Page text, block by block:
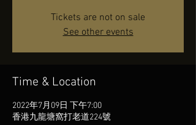
Tickets are not on sale
See other events
Time & Location
2022年7月09日 下午7:00
香港九龍塘窩打老道224號